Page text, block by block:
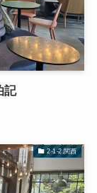
記
2-1-2.関西